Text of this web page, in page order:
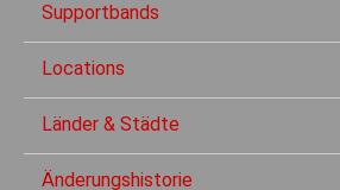
Supportbands
Locations
Länder & Städte
Änderungshistorie